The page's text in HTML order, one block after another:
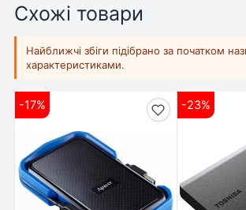
Схожі товари
Найближчі збіги підібрано за початком
характеристиками.
-17% -23%